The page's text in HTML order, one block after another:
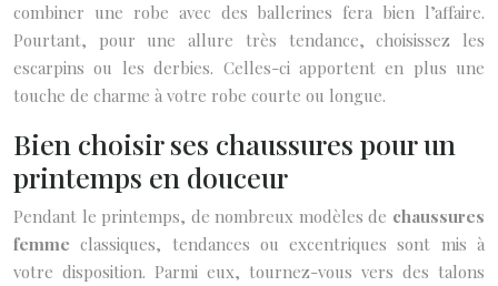
combiner une robe avec des ballerines fera bien l’affaire.
Pourtant, pour une allure très tendance, choisissez les
escarpins ou les derbies. Celles-ci apportent en plus une
touche de charme à votre robe courte ou longue.
Bien choisir ses chaussures pour un
printemps en douceur
Pendant le printemps, de nombreux modèles de chaussures
femme classiques, tendances ou excentriques sont mis à
votre disposition. Parmi eux, tournez-vous vers des talons